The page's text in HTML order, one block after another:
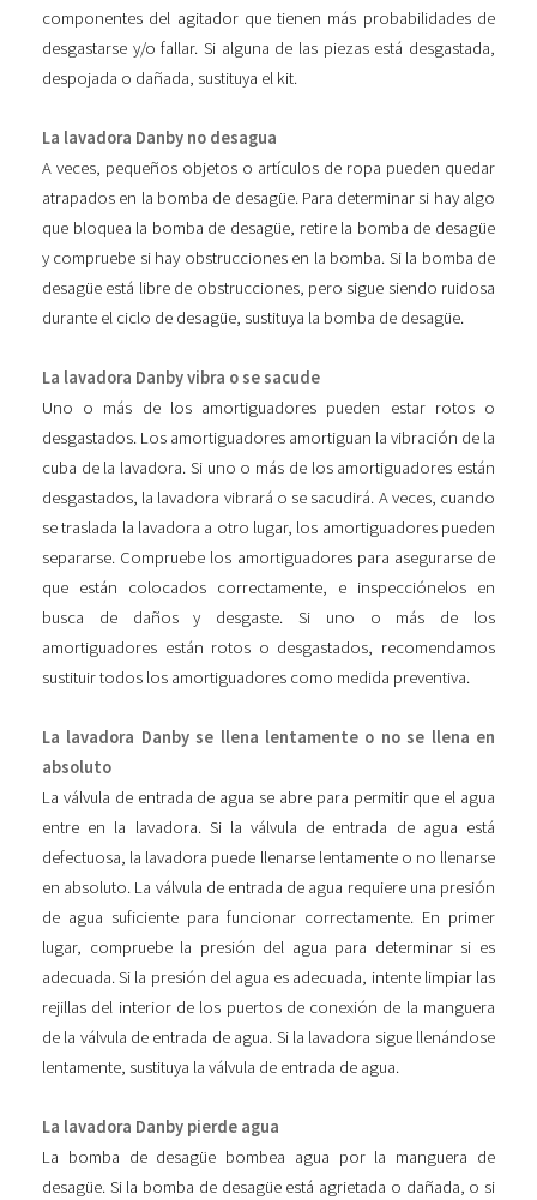
componentes del agitador que tienen más probabilidades de
desgastarse y/o fallar. Si alguna de las piezas está desgastada,
despojada o dañada, sustituya el kit.
La lavadora Danby no desagua
A veces, pequeños objetos o artículos de ropa pueden quedar
atrapados en la bomba de desagüe. Para determinar si hay algo
que bloquea la bomba de desagüe, retire la bomba de desagüe
y compruebe si hay obstrucciones en la bomba. Si la bomba de
desagüe está libre de obstrucciones, pero sigue siendo ruidosa
durante el ciclo de desagüe, sustituya la bomba de desagüe.
La lavadora Danby vibra o se sacude
Uno o más de los amortiguadores pueden estar rotos o
desgastados. Los amortiguadores amortiguan la vibración de la
cuba de la lavadora. Si uno o más de los amortiguadores están
desgastados, la lavadora vibrará o se sacudirá. A veces, cuando
se traslada la lavadora a otro lugar, los amortiguadores pueden
separarse. Compruebe los amortiguadores para asegurarse de
que están colocados correctamente, e inspecciónelos en
busca de daños y desgaste. Si uno o más de los
amortiguadores están rotos o desgastados, recomendamos
sustituir todos los amortiguadores como medida preventiva.
La lavadora Danby se llena lentamente o no se llena en
absoluto
La válvula de entrada de agua se abre para permitir que el agua
entre en la lavadora. Si la válvula de entrada de agua está
defectuosa, la lavadora puede llenarse lentamente o no llenarse
en absoluto. La válvula de entrada de agua requiere una presión
de agua suficiente para funcionar correctamente. En primer
lugar, compruebe la presión del agua para determinar si es
adecuada. Si la presión del agua es adecuada, intente limpiar las
rejillas del interior de los puertos de conexión de la manguera
de la válvula de entrada de agua. Si la lavadora sigue llenándose
lentamente, sustituya la válvula de entrada de agua.
La lavadora Danby pierde agua
La bomba de desagüe bombea agua por la manguera de
desagüe. Si la bomba de desagüe está agrietada o dañada, o si